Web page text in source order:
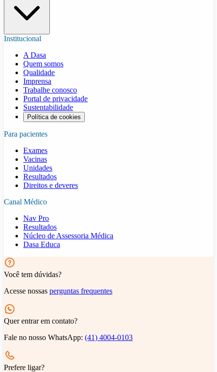
Institucional
A Dasa
Quem somos
Qualidade
Imprensa
Trabalhe conosco
Portal de privacidade
Sustentabilidade
Política de cookies
Para pacientes
Exames
Vacinas
Unidades
Resultados
Direitos e deveres
Canal Médico
Nav Pro
Resultados
Núcleo de Assessoria Médica
Dasa Educa
Você tem dúvidas?
Acesse nossas perguntas frequentes
Quer entrar em contato?
Fale no nosso WhatsApp: (41) 4004-0103
Prefere ligar?